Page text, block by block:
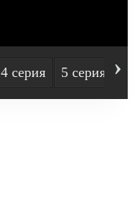
4 серия 5 серия ›